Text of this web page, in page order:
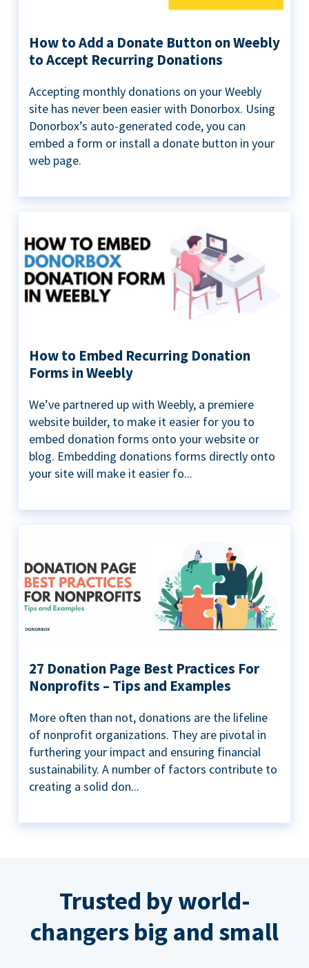
How to Add a Donate Button on Weebly
to Accept Recurring Donations
Accepting monthly donations on your Weebly
site has never been easier with Donorbox. Using
Donorbox’s auto-generated code, you can
embed a form or install a donate button in your
web page.
How to Embed Recurring Donation
Forms in Weebly
We’ve partnered up with Weebly, a premiere
website builder, to make it easier for you to
embed donation forms onto your website or
blog. Embedding donations forms directly onto
your site will make it easier fo...
27 Donation Page Best Practices For
Nonprofits – Tips and Examples
More often than not, donations are the lifeline
of nonprofit organizations. They are pivotal in
furthering your impact and ensuring financial
sustainability. A number of factors contribute to
creating a solid don...
Trusted by world-
changers big and small